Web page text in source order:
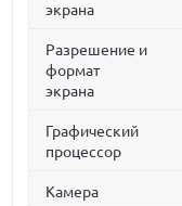
экрана
Разрешение и
формат
экрана
Графический
процессор
Камера